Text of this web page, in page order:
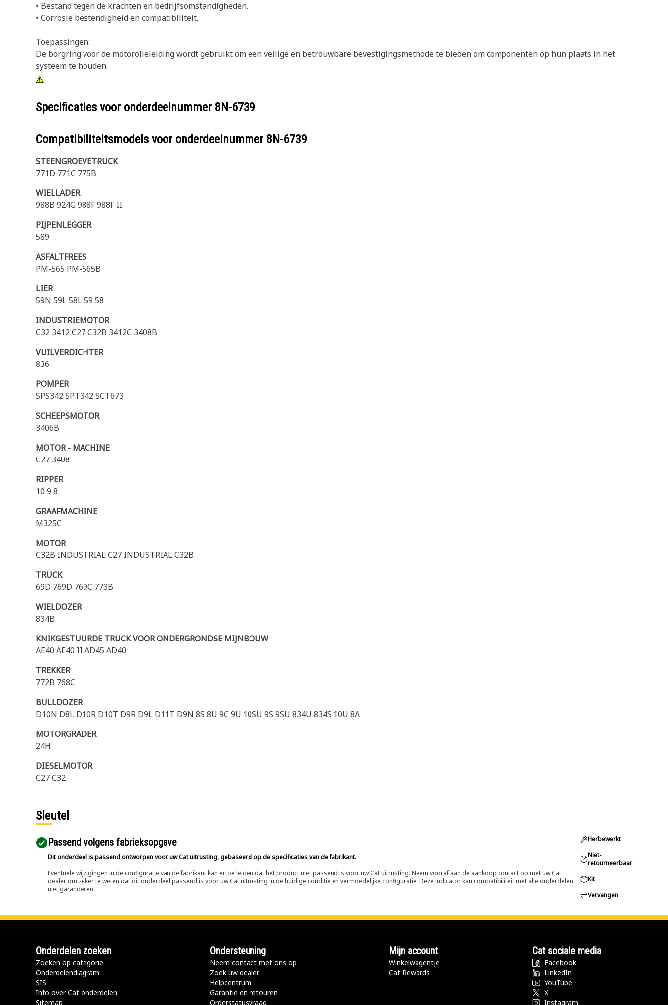
• Bestand tegen de krachten en bedrijfsomstandigheden.
• Corrosie bestendigheid en compatibiliteit.
Toepassingen:
De borgring voor de motorolieleiding wordt gebruikt om een veilige en betrouwbare bevestigingsmethode te bieden om componenten op hun plaats in het
systeem te houden.
Specificaties voor onderdeelnummer 8N-6739
Compatibiliteitsmodels voor onderdeelnummer 8N-6739
STEENGROEVETRUCK
771D 771C 775B
WIELLADER
988B 924G 988F 988F II
PIJPENLEGGER
589
ASFALTFREES
PM-565 PM-565B
LIER
59N 59L 58L 59 58
INDUSTRIEMOTOR
C32 3412 C27 C32B 3412C 3408B
VUILVERDICHTER
836
POMPER
SPS342 SPT342 SCT673
SCHEEPSMOTOR
3406B
MOTOR - MACHINE
C27 3408
RIPPER
10 9 8
GRAAFMACHINE
M325C
MOTOR
C32B INDUSTRIAL C27 INDUSTRIAL C32B
TRUCK
69D 769D 769C 773B
WIELDOZER
834B
KNIKGESTUURDE TRUCK VOOR ONDERGRONDSE MIJNBOUW
AE40 AE40 II AD45 AD40
TREKKER
772B 768C
BULLDOZER
D10N D8L D10R D10T D9R D9L D11T D9N 8S 8U 9C 9U 10SU 9S 9SU 834U 834S 10U 8A
MOTORGRADER
24H
DIESELMOTOR
C27 C32
Sleutel
Passend volgens fabrieksopgave
Dit onderdeel is passend ontworpen voor uw Cat uitrusting, gebaseerd op de specificaties van de fabrikant.
Eventuele wijzigingen in de configuratie van de fabrikant kan ertoe leiden dat het product niet passend is voor uw Cat uitrusting. Neem vooraf aan de aankoop contact op met uw Cat
dealer om zeker te weten dat dit onderdeel passend is voor uw Cat uitrusting in de huidige conditie en vermoedelijke configuratie. Deze indicator kan compatibiliteit met alle onderdelen
niet garanderen.
Herbewerkt
Niet-
retourneerbaar
Kit
Vervangen
Onderdelen zoeken
Zoeken op categorie
Onderdelendiagram
SIS
Info over Cat onderdelen
Sitemap
Ondersteuning
Neem contact met ons op
Zoek uw dealer
Helpcentrum
Garantie en retouren
Orderstatusvraag
Mijn account
Winkelwagentje
Cat Rewards
Cat sociale media
Facebook
LinkedIn
YouTube
X
Instagram